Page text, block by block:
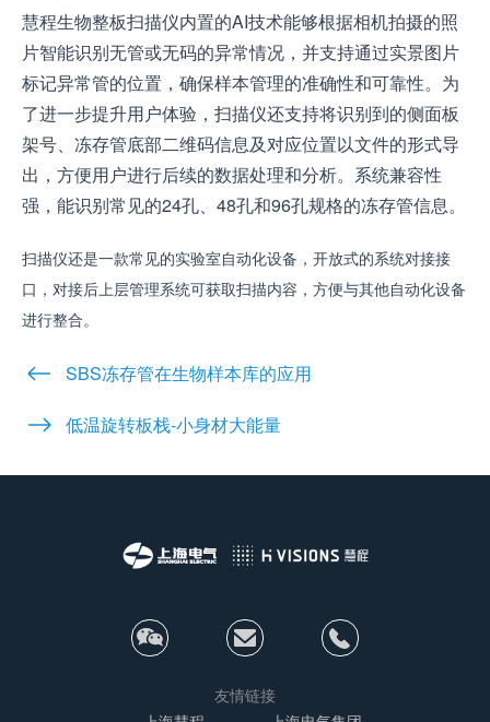
慧程生物整板扫描仪内置的AI技术能够根据相机拍摄的照
片智能识别无管或无码的异常情况，并支持通过实景图片
标记异常管的位置，确保样本管理的准确性和可靠性。为
了进一步提升用户体验，扫描仪还支持将识别到的侧面板
架号、冻存管底部二维码信息及对应位置以文件的形式导
出，方便用户进行后续的数据处理和分析。系统兼容性
强，能识别常见的24孔、48孔和96孔规格的冻存管信息。
扫描仪还是一款常见的实验室自动化设备，开放式的系统对接接
口，对接后上层管理系统可获取扫描内容，方便与其他自动化设备
进行整合。
SBS冻存管在生物样本库的应用
低温旋转板栈-小身材大能量
友情链接